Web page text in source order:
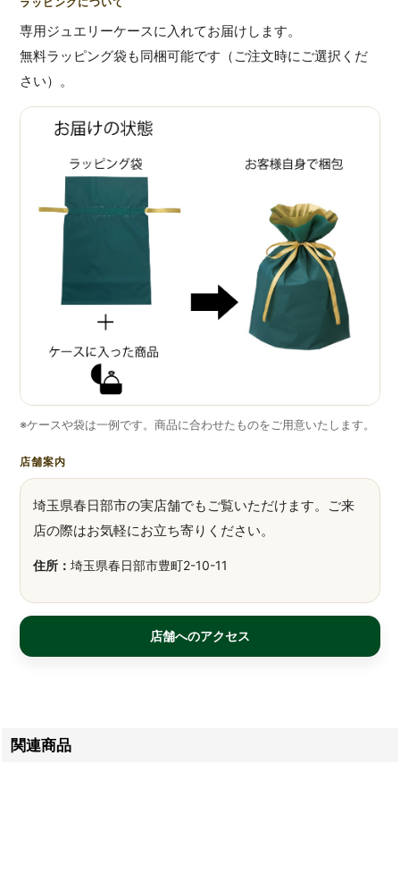
専用ジュエリーケースに入れてお届けします。
無料ラッピング袋も同梱可能です（ご注文時にご選択くだ
さい）。
※ケースや袋は一例です。商品に合わせたものをご用意いたします。
店舗案内
埼玉県春日部市の実店舗でもご覧いただけます。ご来
店の際はお気軽にお立ち寄りください。
住所： 埼玉県春日部市豊町2-10-11
店舗へのアクセス
関連商品